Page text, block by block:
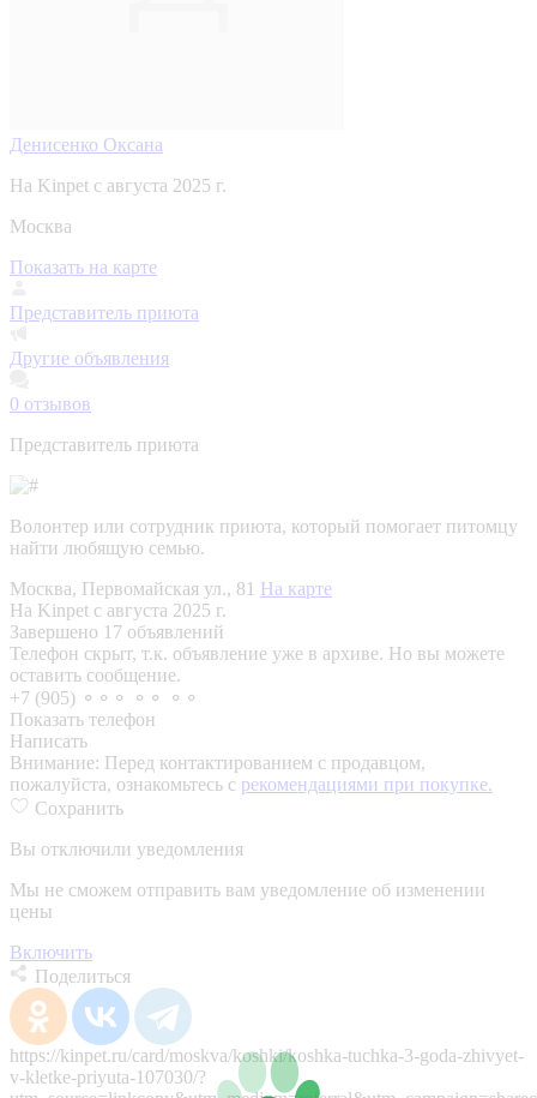
Денисенко Оксана
На Kinpet c августа 2025 г.
Москва
Показать на карте
Представитель приюта
Другие объявления
0 отзывов
Представитель приюта
Волонтер или сотрудник приюта, который помогает питомцу
найти любящую семью.
Москва, Первомайская ул., 81 На карте
На Kinpet c августа 2025 г.
Завершено 17 объявлений
Телефон скрыт, т.к. объявление уже в архиве. Но вы можете
оставить сообщение.
+7 (905) ⚬⚬⚬ ⚬⚬ ⚬⚬
Показать телефон
Написать
Внимание: Перед контактированием с продавцом,
пожалуйста, ознакомьтесь с рекомендациями при покупке.
Сохранить
Вы отключили уведомления
Мы не сможем отправить вам уведомление об изменении
цены
Включить
Поделиться
https://kinpet.ru/card/moskva/koshki/koshka-tuchka-3-goda-zhivyet-
v-kletke-priyuta-107030/?